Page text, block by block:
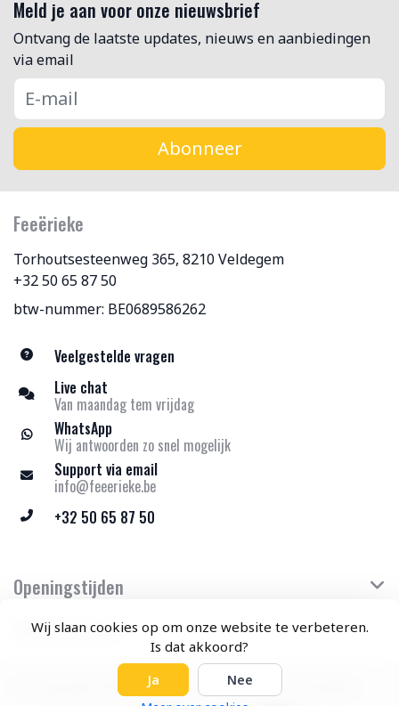
Wij slaan cookies op om onze website te verbeteren.
Is dat akkoord?
Ja
Nee
Meld je aan voor onze nieuwsbrief
Ontvang de laatste updates, nieuws en aanbiedingen
via email
Abonneer
Feeërieke
Torhoutsesteenweg 365, 8210 Veldegem
+32 50 65 87 50
btw-nummer: BE0689586262
Veelgestelde vragen
Live chat
Van maandag tem vrijdag
WhatsApp
Wij antwoorden zo snel mogelijk
Support via email
info@feeerieke.be
+32 50 65 87 50
Openingstijden
Klantenservice
© Copyright 2026 Feeërieke - Theme by